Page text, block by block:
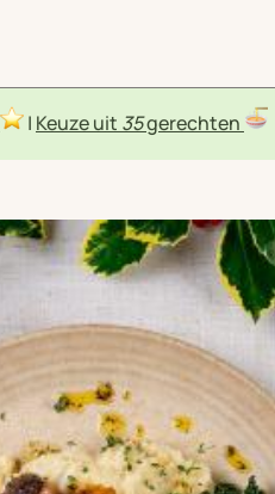
| Keuze uit 35gerechten